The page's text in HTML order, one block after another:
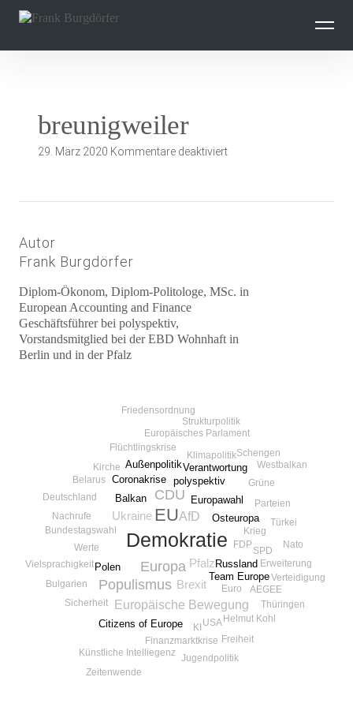
überspringen
breunigweiler
29. März 2020 Kommentare deaktiviertfür
Autor
Frank Burgdörfer
Diplom-Ökonom, Diplom-Politologe, MSc. in
European Accounting and Finance
Geschäftsführer bei polyspektiv,
Vorstandsmitglied bei der EBD Wohnhaft in
Berlin und in der Pfalz
Demokratie
EU
Europa
CDU
Populismus
AfD
Europäische Bewegung
Ukraine
Brexit
Pfalz
Osteuropa
polyspektiv
Europawahl
Team Europe
Russland
Balkan
Coronakrise
Außenpolitik
Citizens of Europe
Polen
Verantwortung
FDP
Finanzmarktkrise
Flüchtlingskrise
Bundestagswahl
Werte
Euro
Krieg
Parteien
USA
Klimapolitik
Nachrufe
SPD
Deutschland
Europäisches Parlament
Grüne
Helmut Kohl
Jugendpolitik
Kirche
Sicherheit
Strukturpolitik
Türkei
Vielsprachigkeit
AEGEE
Belarus
Bulgarien
Erweiterung
Freiheit
Friedensordnung
KI
Künstliche Intelliegenz
Nato
Schengen
Thüringen
Verteidigung
Westbalkan
Zeitenwende